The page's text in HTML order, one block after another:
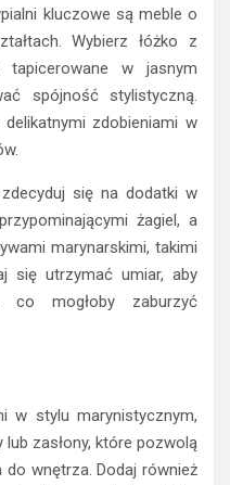
kluczowe są meble o
Wybierz łóżko z
w jasnym
spójność stylistyczną.
zdobieniami w
się na dodatki w
żagiel, a
marynarskimi, takimi
się utrzymać umiar, aby
co mogłoby zaburzyć
w stylu marynistycznym,
lub zasłony, które pozwolą
do wnętrza. Dodaj również